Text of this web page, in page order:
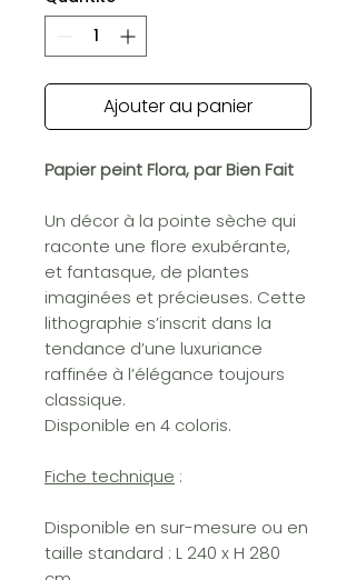
Ajouter au panier
Papier peint Flora, par Bien Fait
Un décor à la pointe sèche qui
raconte une flore exubérante,
et fantasque, de plantes
imaginées et précieuses. Cette
lithographie s’inscrit dans la
tendance d’une luxuriance
raffinée à l’élégance toujours
classique.
Disponible en 4 coloris.
Fiche technique :
Disponible en sur-mesure ou en
taille standard : L 240 x H 280